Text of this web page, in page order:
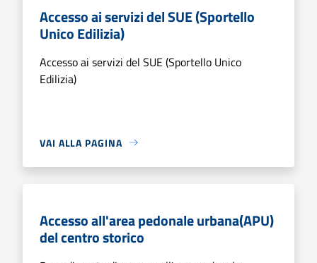
Accesso ai servizi del SUE (Sportello
Unico Edilizia)
Accesso ai servizi del SUE (Sportello Unico
Edilizia)
VAI ALLA PAGINA
Accesso all'area pedonale urbana(APU)
del centro storico